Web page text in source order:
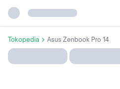
Tokopedia Asus Zenbook Pro 14